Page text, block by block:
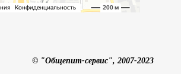
© "Общепит-сервис", 2007-2023